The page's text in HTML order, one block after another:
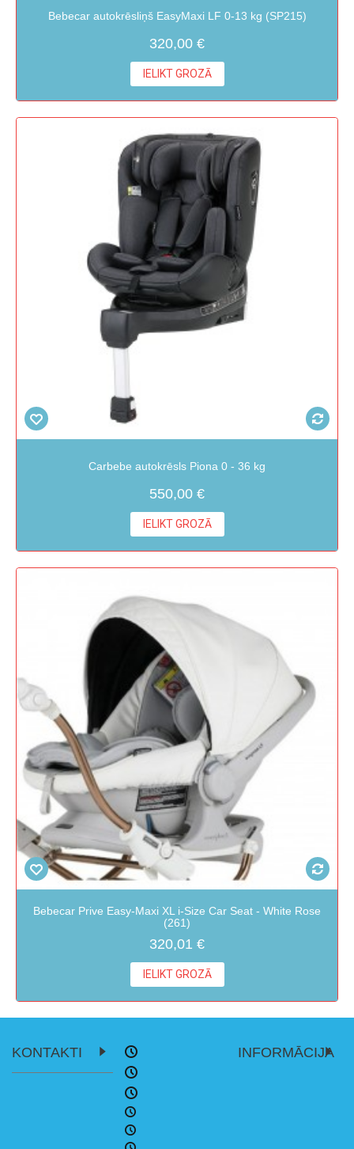
Bebecar autokrēsliņš EasyMaxi LF 0-13 kg (SP215)
320,00 €
IELIKT GROZĀ
Carbebe autokrēsls Piona 0 - 36 kg
550,00 €
IELIKT GROZĀ
Bebecar Prive Easy-Maxi XL i-Size Car Seat - White Rose
(261)
320,01 €
IELIKT GROZĀ
KONTAKTI INFORMĀCIJA